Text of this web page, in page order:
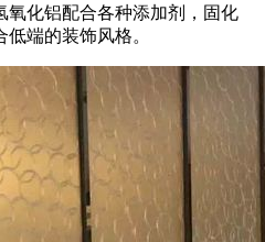
氧化铝配合各种添加剂，固化
端的装饰风格。